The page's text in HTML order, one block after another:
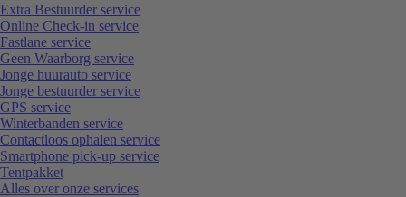
Extra Bestuurder service
Online Check-in service
Fastlane service
Geen Waarborg service
Jonge huurauto service
Jonge bestuurder service
GPS service
Winterbanden service
Contactloos ophalen service
Smartphone pick-up service
Tentpakket
Alles over onze services